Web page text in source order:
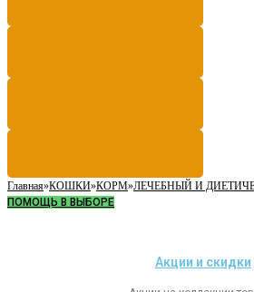
Главная»КОШКИ»КОРМ»ЛЕЧЕБНЫЙ И
ПОМОЩЬ В ВЫБОРЕ
Акции и скидки